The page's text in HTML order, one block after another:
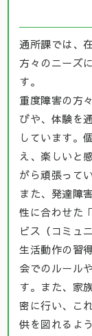
通所課では、
方々のニーズ
す。
重度障害の方
びや、体験を
しています。
え、楽しいと
がら頑張って
また、発達障
性に合わせた
ビス（コミュ
生活動作の習
会でのルール
す。また、家
密に行い、こ
供を図れるよ